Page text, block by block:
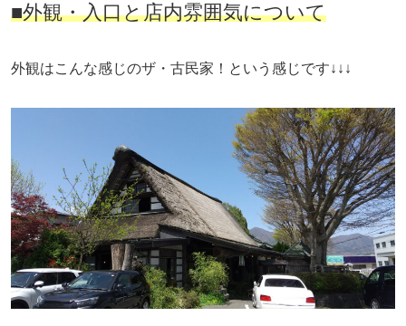
■外観・入口と店内雰囲気について
外観はこんな感じのザ・古民家！という感じです↓↓↓